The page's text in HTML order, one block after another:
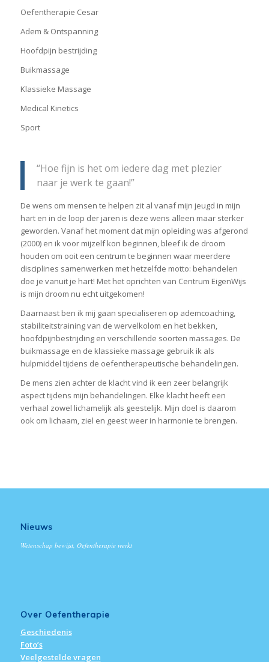
Oefentherapie Cesar
Adem & Ontspanning
Hoofdpijn bestrijding
Buikmassage
Klassieke Massage
Medical Kinetics
Sport
“Hoe fijn is het om iedere dag met plezier
naar je werk te gaan!”
De wens om mensen te helpen zit al vanaf mijn jeugd in mijn
hart en in de loop der jaren is deze wens alleen maar sterker
geworden. Vanaf het moment dat mijn opleiding was afgerond
(2000) en ik voor mijzelf kon beginnen, bleef ik de droom
houden om ooit een centrum te beginnen waar meerdere
disciplines samenwerken met hetzelfde motto: behandelen
doe je vanuit je hart! Met het oprichten van Centrum EigenWijs
is mijn droom nu echt uitgekomen!
Daarnaast ben ik mij gaan specialiseren op ademcoaching,
stabiliteitstraining van de wervelkolom en het bekken,
hoofdpijnbestrijding en verschillende soorten massages. De
buikmassage en de klassieke massage gebruik ik als
hulpmiddel tijdens de oefentherapeutische behandelingen.
De mens zien achter de klacht vind ik een zeer belangrijk
aspect tijdens mijn behandelingen. Elke klacht heeft een
verhaal zowel lichamelijk als geestelijk. Mijn doel is daarom
ook om lichaam, ziel en geest weer in harmonie te brengen.
Nieuws
Wetenschap bewijst, Oefentherapie werkt
Over Oefentherapie
Geschiedenis
Foto’s
Veelgestelde vragen